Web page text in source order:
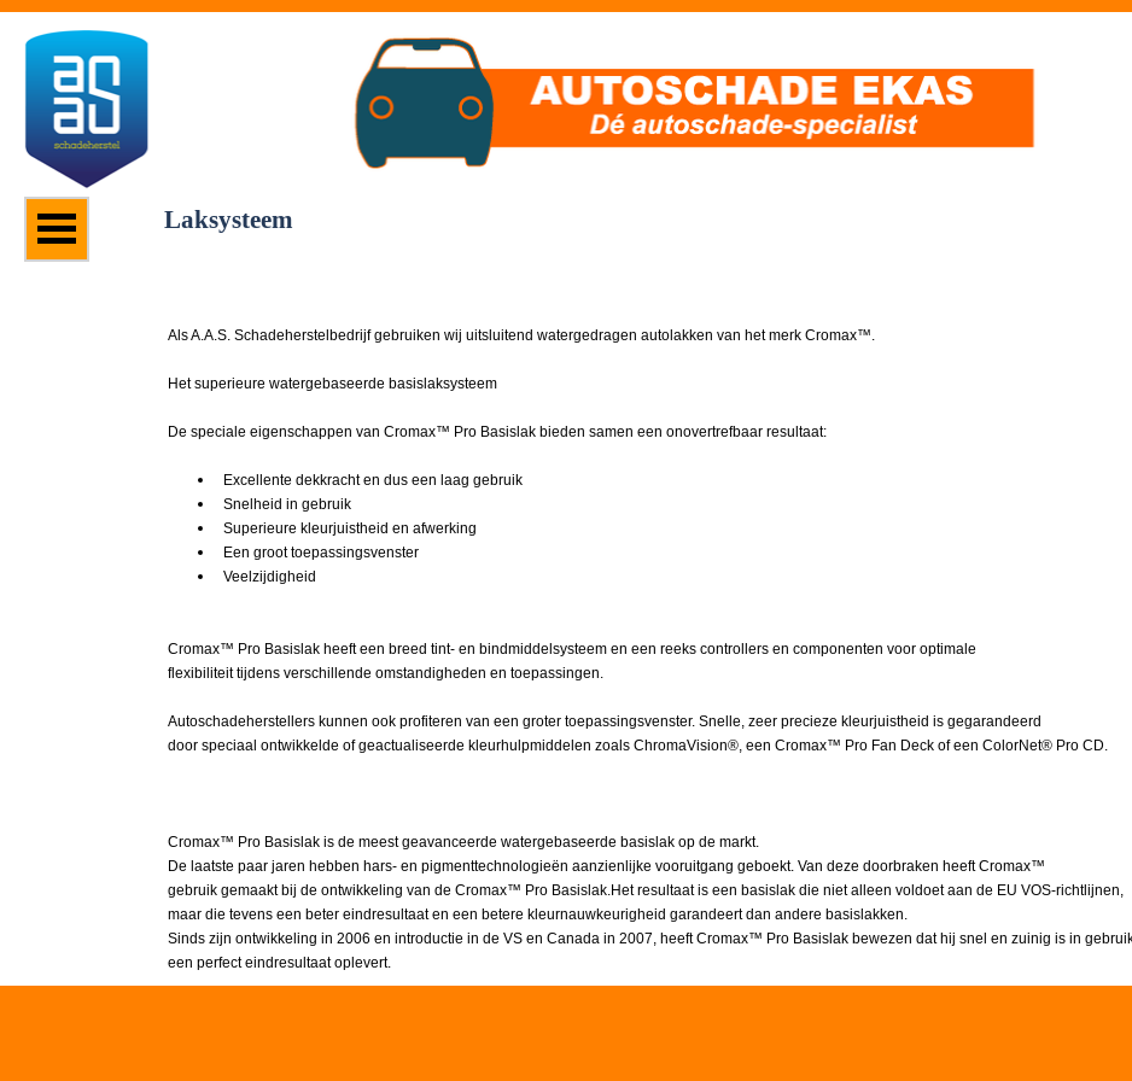
Laksysteem
Als A.A.S. Schadeherstelbedrijf gebruiken wij uitsluitend watergedragen autolakken van het merk Cromax™.
Het superieure watergebaseerde basislaksysteem
De speciale eigenschappen van Cromax™ Pro Basislak bieden samen een onovertrefbaar resultaat:
Excellente dekkracht en dus een laag gebruik
Snelheid in gebruik
Superieure kleurjuistheid en afwerking
Een groot toepassingsvenster
Veelzijdigheid
Cromax™ Pro Basislak heeft een breed tint- en bindmiddelsysteem en een reeks controllers en componenten voor optimale
flexibiliteit tijdens verschillende omstandigheden en toepassingen.
Autoschadeherstellers kunnen ook profiteren van een groter toepassingsvenster. Snelle, zeer precieze kleurjuistheid is gegarandeerd
door speciaal ontwikkelde of geactualiseerde kleurhulpmiddelen zoals ChromaVision®, een Cromax™ Pro Fan Deck of een ColorNet® Pro CD.
Cromax™ Pro Basislak is de meest geavanceerde watergebaseerde basislak op de markt.
De laatste paar jaren hebben hars- en pigmenttechnologieën aanzienlijke vooruitgang geboekt. Van deze doorbraken heeft Cromax™
gebruik gemaakt bij de ontwikkeling van de Cromax™ Pro Basislak.Het resultaat is een basislak die niet alleen voldoet aan de EU VOS-richtlijnen,
maar die tevens een beter eindresultaat en een betere kleurnauwkeurigheid garandeert dan andere basislakken.
Sinds zijn ontwikkeling in 2006 en introductie in de VS en Canada in 2007, heeft Cromax™ Pro Basislak bewezen dat hij snel en zuinig is in
een perfect eindresultaat oplevert.